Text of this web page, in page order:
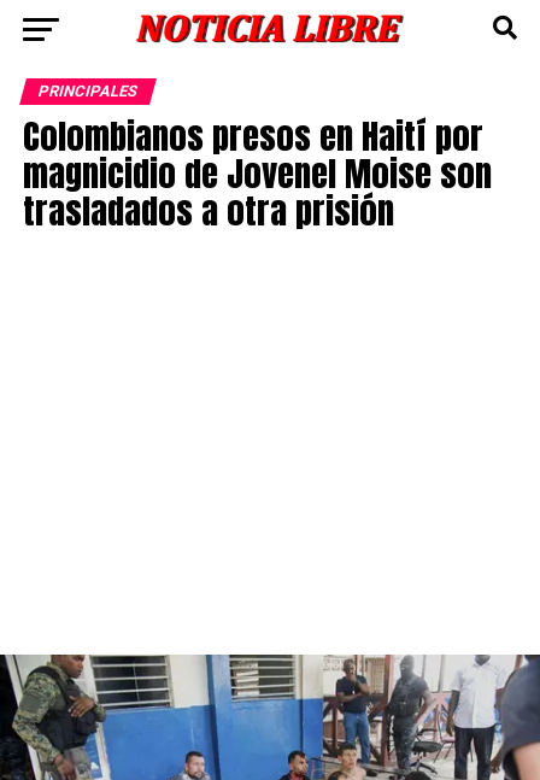
PRINCIPALES
Colombianos presos en Haití por
magnicidio de Jovenel Moise son
trasladados a otra prisión